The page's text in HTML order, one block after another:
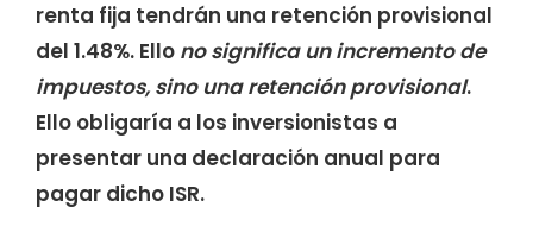
renta fija tendrán una retención provisional
del 1.48%. Ello no significa un incremento de
impuestos, sino una retención provisional.
Ello obligaría a los inversionistas a
presentar una declaración anual para
pagar dicho ISR.